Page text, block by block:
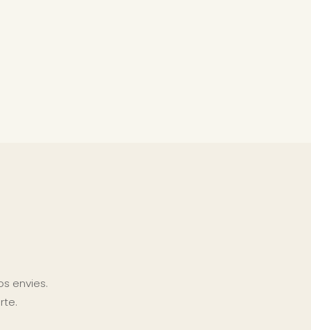
envies.